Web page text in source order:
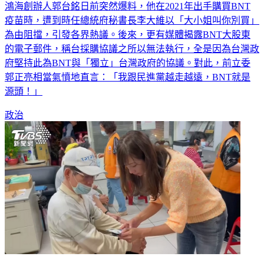
鴻海創辦人郭台銘日前突然爆料，他在2021年出手購買BNT
疫苗時，遭到時任總統府秘書長李大維以「大小姐叫你別買」
為由阻擋，引發各界熱議。後來，更有媒體揭露BNT大股東
的電子郵件，稱台採購協議之所以無法執行，全是因為台灣政
府堅持此為BNT與「獨立」台灣政府的協議。對此，前立委
郭正亮相當氣憤地直言：「我跟民進黨越走越遠，BNT就是
源頭！」
政治